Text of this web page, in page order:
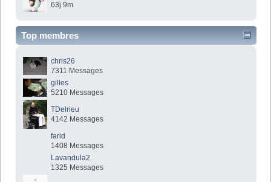
63j 9m
Top membres
chris26
7311 Messages
gilles
5210 Messages
TDelrieu
4142 Messages
farid
1408 Messages
Lavandula2
1325 Messages